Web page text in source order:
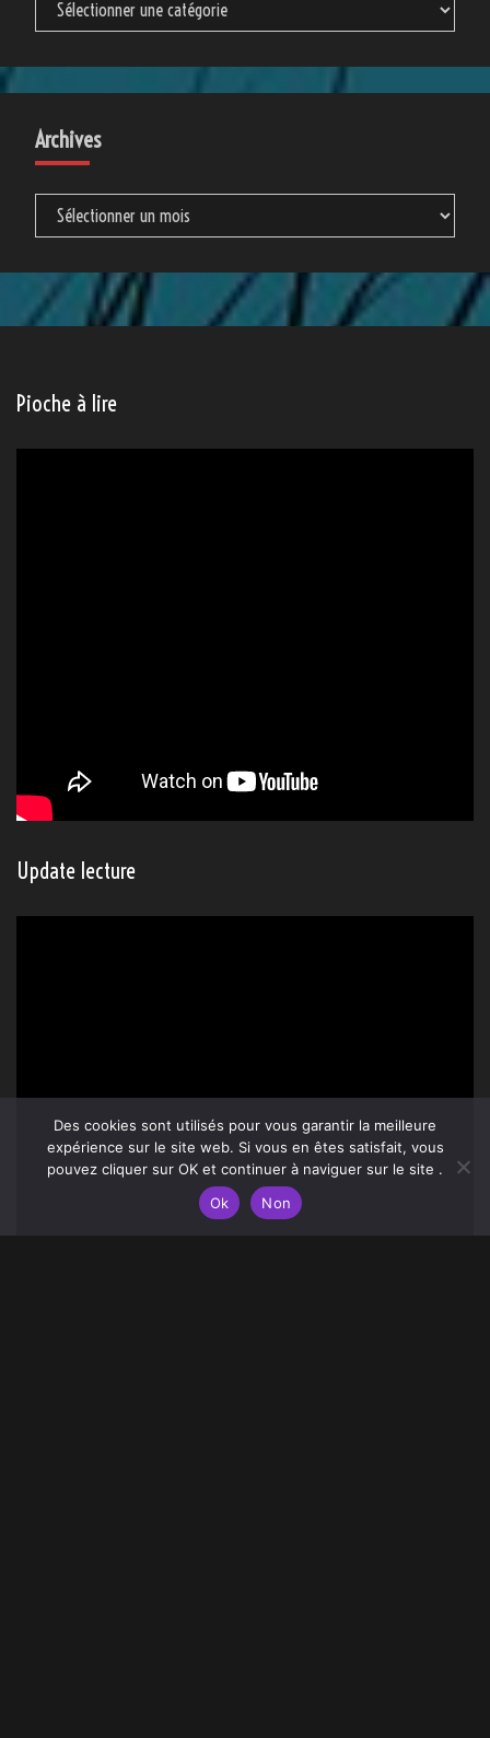
Archives
Archives
Pioche à lire
Update lecture
Des cookies sont utilisés pour vous garantir la meilleure
expérience sur le site web. Si vous en êtes satisfait, vous
pouvez cliquer sur OK et continuer à naviguer sur le site .
Ok
Non